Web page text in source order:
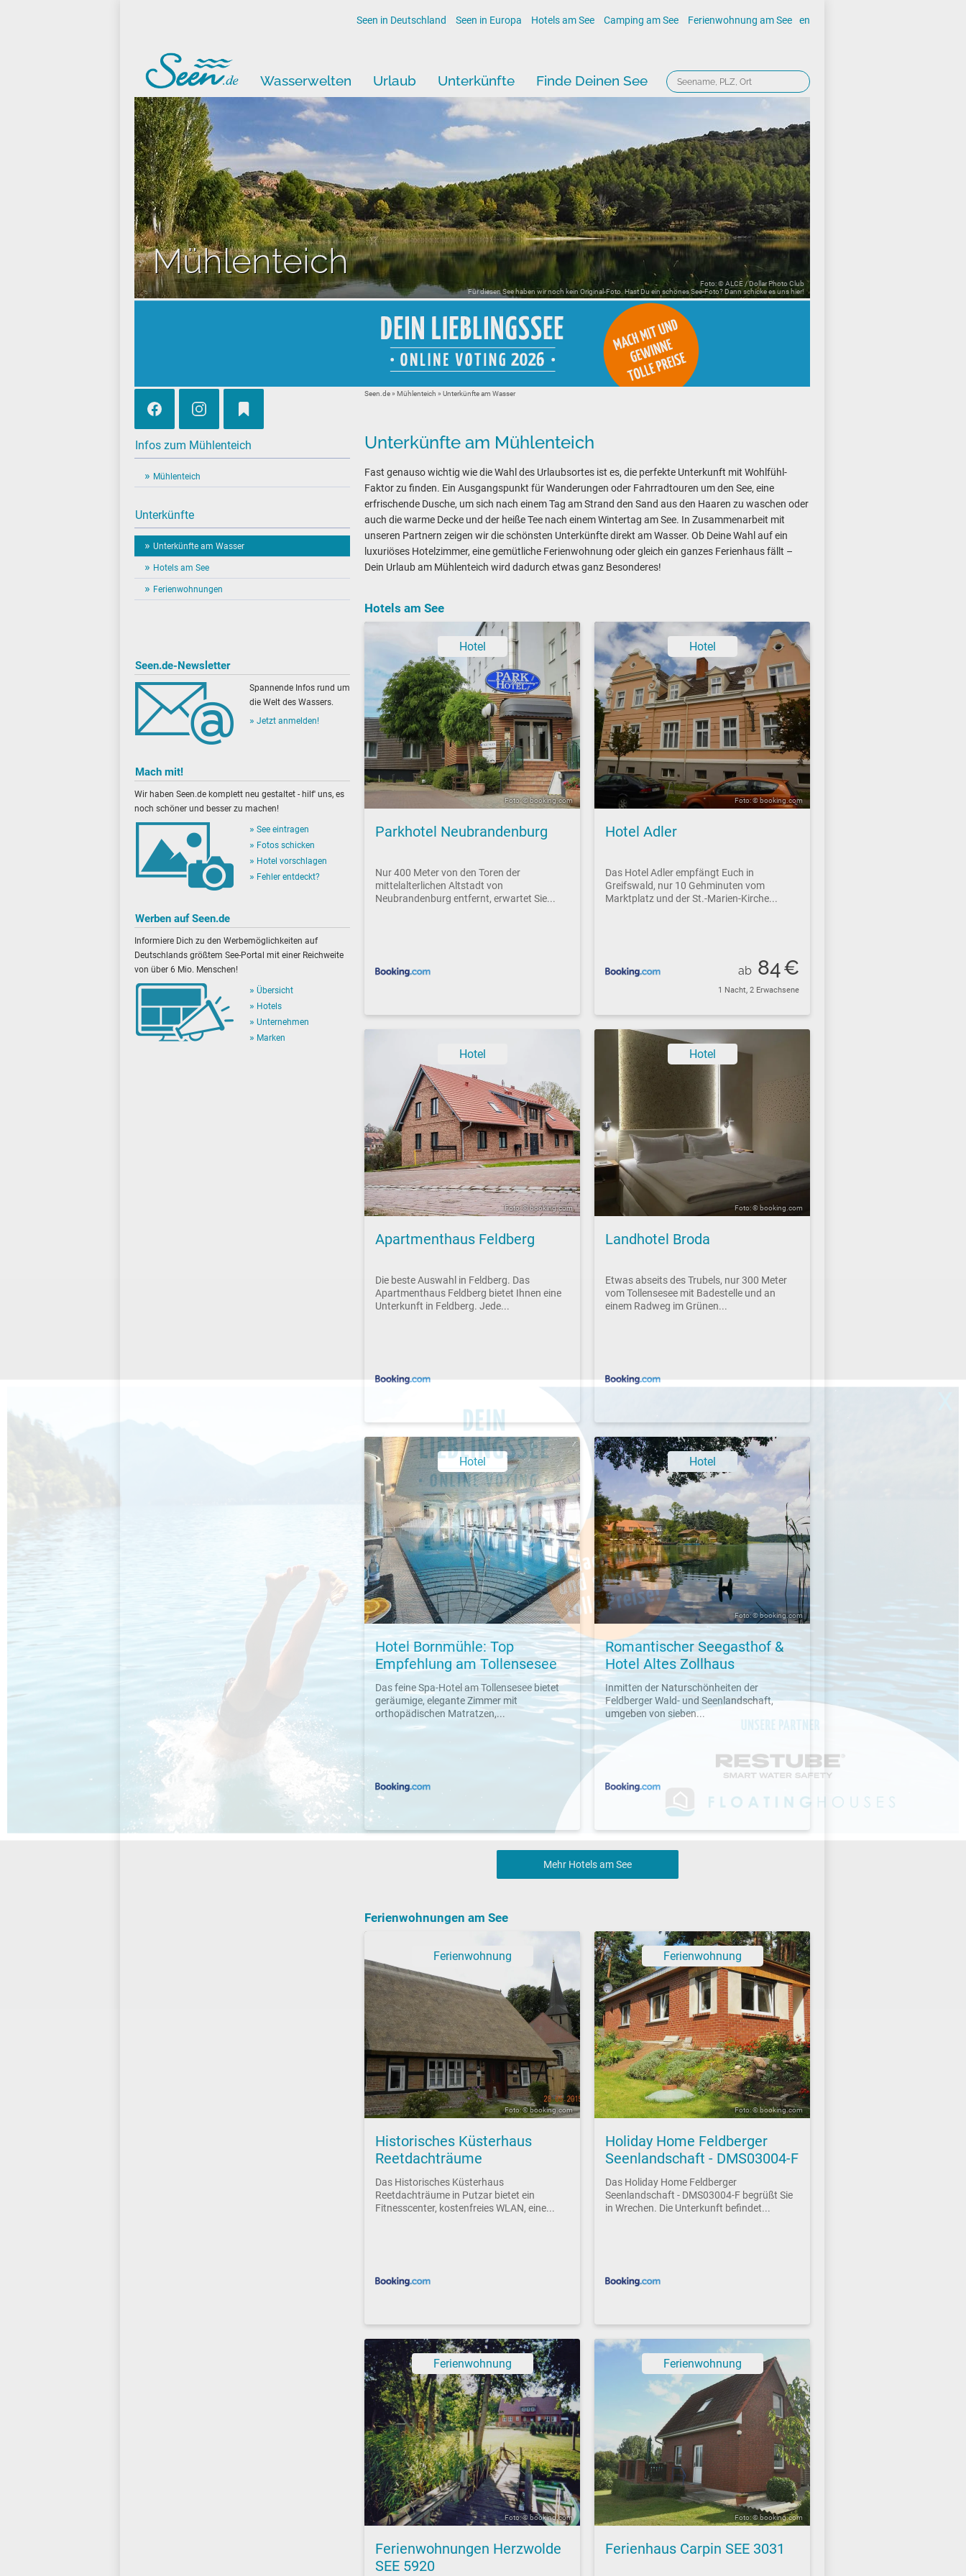
Seen in Deutschland Seen in Europa Hotels am See Camping am See Ferienwohnung am See en
Wasserwelten Urlaub Unterkünfte Finde Deinen See
Mühlenteich
Foto: © ALCE / Dollar Photo Club
Für diesen See haben wir noch kein Original-Foto. Hast Du ein schönes See-Foto? Dann schicke es uns hier!
Infos zum Mühlenteich
Mühlenteich
Unterkünfte
Unterkünfte am Wasser
Hotels am See
Ferienwohnungen
Seen.de-Newsletter
Spannende Infos rund um
die Welt des Wassers.
Jetzt anmelden!
Mach mit!
Wir haben Seen.de komplett neu gestaltet - hilf' uns, es
noch schöner und besser zu machen!
See eintragen
Fotos schicken
Hotel vorschlagen
Fehler entdeckt?
Werben auf Seen.de
Informiere Dich zu den Werbemöglichkeiten auf
Deutschlands größtem See-Portal mit einer Reichweite
von über 6 Mio. Menschen!
Übersicht
Hotels
Unternehmen
Marken
Seen.de» Mühlenteich » Unterkünfte am Wasser
Unterkünfte am Mühlenteich
Fast genauso wichtig wie die Wahl des Urlaubsortes ist es, die perfekte Unterkunft mit Wohlfühl-
Faktor zu finden. Ein Ausgangspunkt für Wanderungen oder Fahrradtouren um den See, eine
erfrischende Dusche, um sich nach einem Tag am Strand den Sand aus den Haaren zu waschen oder
auch die warme Decke und der heiße Tee nach einem Wintertag am See. In Zusammenarbeit mit
unseren Partnern zeigen wir die schönsten Unterkünfte direkt am Wasser. Ob Deine Wahl auf ein
luxuriöses Hotelzimmer, eine gemütliche Ferienwohnung oder gleich ein ganzes Ferienhaus fällt –
Dein Urlaub am Mühlenteich wird dadurch etwas ganz Besonderes!
Hotels am See
Hotel
Foto: © booking.com
Parkhotel Neubrandenburg
Nur 400 Meter von den Toren der
mittelalterlichen Altstadt von
Neubrandenburg entfernt, erwartet Sie...
Hotel
Foto: © booking.com
Hotel Adler
Das Hotel Adler empfängt Euch in
Greifswald, nur 10 Gehminuten vom
Marktplatz und der St.-Marien-Kirche...
ab 84€
1 Nacht, 2 Erwachsene
Hotel
Foto: © booking.com
Apartmenthaus Feldberg
Die beste Auswahl in Feldberg. Das
Apartmenthaus Feldberg bietet Ihnen eine
Unterkunft in Feldberg. Jede...
Hotel
Foto: © booking.com
Landhotel Broda
Etwas abseits des Trubels, nur 300 Meter
vom Tollensesee mit Badestelle und an
einem Radweg im Grünen...
Hotel
Hotel Bornmühle: Top
Empfehlung am Tollensesee
Das feine Spa-Hotel am Tollensesee bietet
geräumige, elegante Zimmer mit
orthopädischen Matratzen,...
Hotel
Foto: © booking.com
Romantischer Seegasthof &
Hotel Altes Zollhaus
Inmitten der Naturschönheiten der
Feldberger Wald- und Seenlandschaft,
umgeben von sieben...
Mehr Hotels am See
Ferienwohnungen am See
Ferienwohnung
Foto: © booking.com
Historisches Küsterhaus
Reetdachträume
Das Historisches Küsterhaus
Reetdachträume in Putzar bietet ein
Fitnesscenter, kostenfreies WLAN, eine...
Ferienwohnung
Foto: © booking.com
Holiday Home Feldberger
Seenlandschaft - DMS03004-F
Das Holiday Home Feldberger
Seenlandschaft - DMS03004-F begrüßt Sie
in Wrechen. Die Unterkunft befindet...
Ferienwohnung
Foto: © booking.com
Ferienwohnungen Herzwolde
SEE 5920
Ferienwohnung
Foto: © booking.com
Ferienhaus Carpin SEE 3031